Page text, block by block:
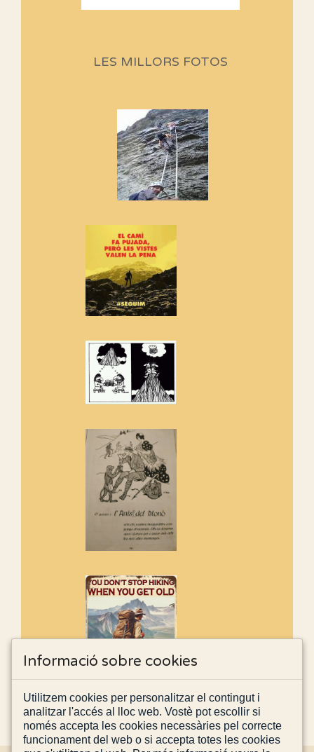
Si no podem caminar, alguna
cosa hem de fer...
Els Centpeus signen el
Manifest a favor dels Camins
Si ets una entitat o associació
adhereix-te al manifest!
Rebem un diploma dels
Amics de Sant Aniol d'Aguja
Els Centpeus estem implicats
de l'entorn de Sant Aniol
LES MILLORS FOTOS
Informació sobre cookies
Utilitzem cookies per personalitzar el contingut i
analitzar l'accés al lloc web. Vostè pot escollir si
només accepta les cookies necessàries pel correcte
funcionament del web o si accepta totes les cookies